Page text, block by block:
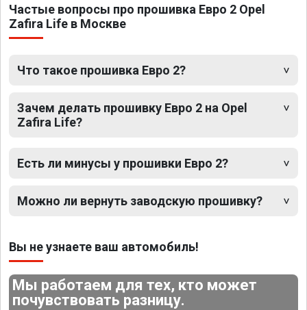
Частые вопросы про прошивка Евро 2 Opel
Zafira Life в Москве
Что такое прошивка Евро 2?
Зачем делать прошивку Евро 2 на Opel
Zafira Life?
Есть ли минусы у прошивки Евро 2?
Можно ли вернуть заводскую прошивку?
Вы не узнаете ваш автомобиль!
Мы работаем для тех, кто может
почувствовать разницу.